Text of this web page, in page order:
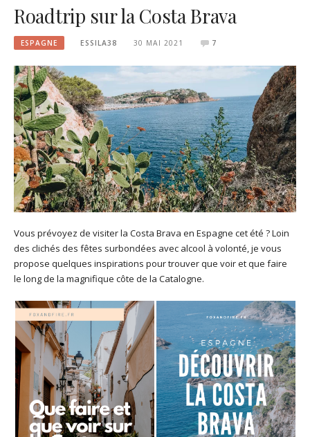
Roadtrip sur la Costa Brava
ESPAGNE ESSILA38 30 MAI 2021 7
Vous prévoyez de visiter la Costa Brava en Espagne cet été ? Loin
des clichés des fêtes surbondées avec alcool à volonté, je vous
propose quelques inspirations pour trouver que voir et que faire
le long de la magnifique côte de la Catalogne.